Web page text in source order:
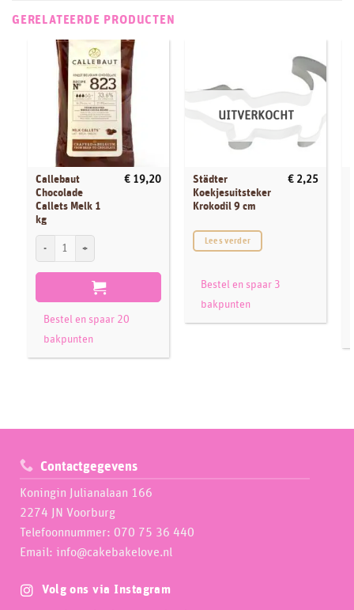
GERELATEERDE PRODUCTEN
Callebaut
Chocolade
Callets Melk 1
kg
€ 19,20
Callebaut Chocolade Callets Melk 1 kg aantal
Bestel en spaar 20
bakpunten
UITVERKOCHT
Städter
Koekjesuitsteker
Krokodil 9 cm
€ 2,25
Lees verder
Bestel en spaar 3
bakpunten
Contactgegevens
Koningin Julianalaan 166
2274 JN Voorburg
Telefoonnummer: 070 75 36 440
Email: info@cakebakelove.nl
Volg ons via Instagram